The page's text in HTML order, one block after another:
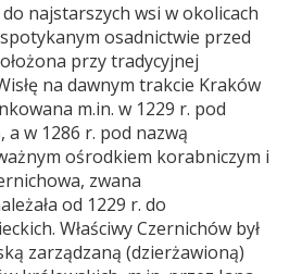
najstarszych wsi w okolicach
osadnictwie przed
przy tradycyjnej
na dawnym trakcie Kraków
m.in. w 1229 r. pod
a w 1286 r. pod nazwą
ośrodkiem korabniczym i
zwana
od 1229 r. do
Właściwy Czernichów był
zarządzaną (dzierżawioną)